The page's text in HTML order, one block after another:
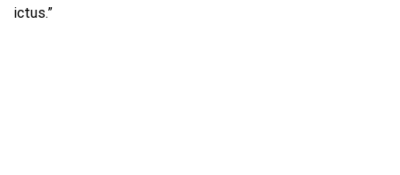
ictus.”